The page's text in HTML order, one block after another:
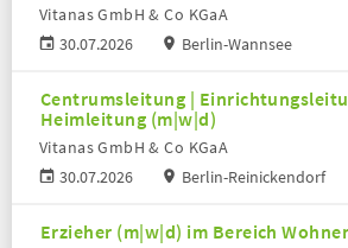
30.07.2026
Vitanas GmbH & Co KGaA
Berlin-Wannsee
Centrumsleitung |
Heimleitung (m|w|d)
30.07.2026
Vitanas GmbH & Co KGaA
Berlin-Reinickendorf
Erzieher (m|w|d) im Bereich